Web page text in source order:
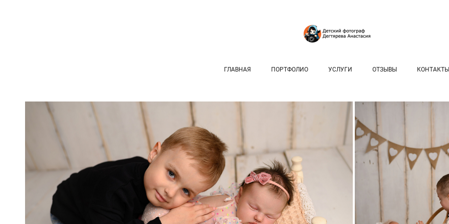
ГЛАВНАЯ ПОРТФОЛИО УСЛУГИ ОТЗЫВЫ КОНТАКТЫ